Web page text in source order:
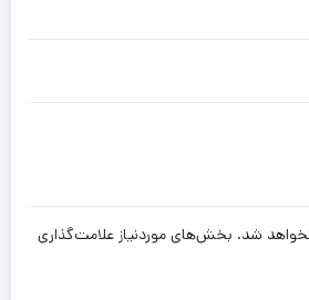
شد. بخش‌های موردنیاز علامت‌گذاری